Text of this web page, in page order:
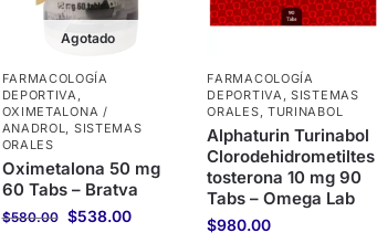
Agotado
FARMACOLOGÍA
DEPORTIVA
OXIMETALONA /
ANADROL
SISTEMAS
ORALES
Oximetalona 50 mg
60 Tabs – Bratva
$580.00 $538.00
FARMACOLOGÍA
DEPORTIVA
,SISTEMAS
ORALES TURINABOL
Alphaturin Turinabol
Clorodehidrometiltes
tosterona 10 mg 90
Tabs – Omega Lab
$980.00